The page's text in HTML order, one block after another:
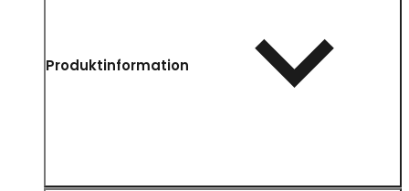
Produktinformation